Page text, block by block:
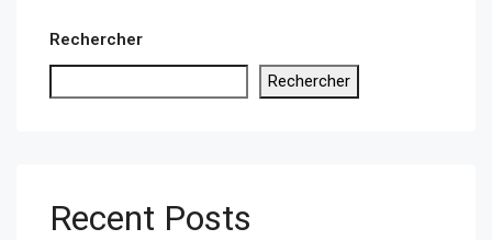
Rechercher
Rechercher
Recent Posts